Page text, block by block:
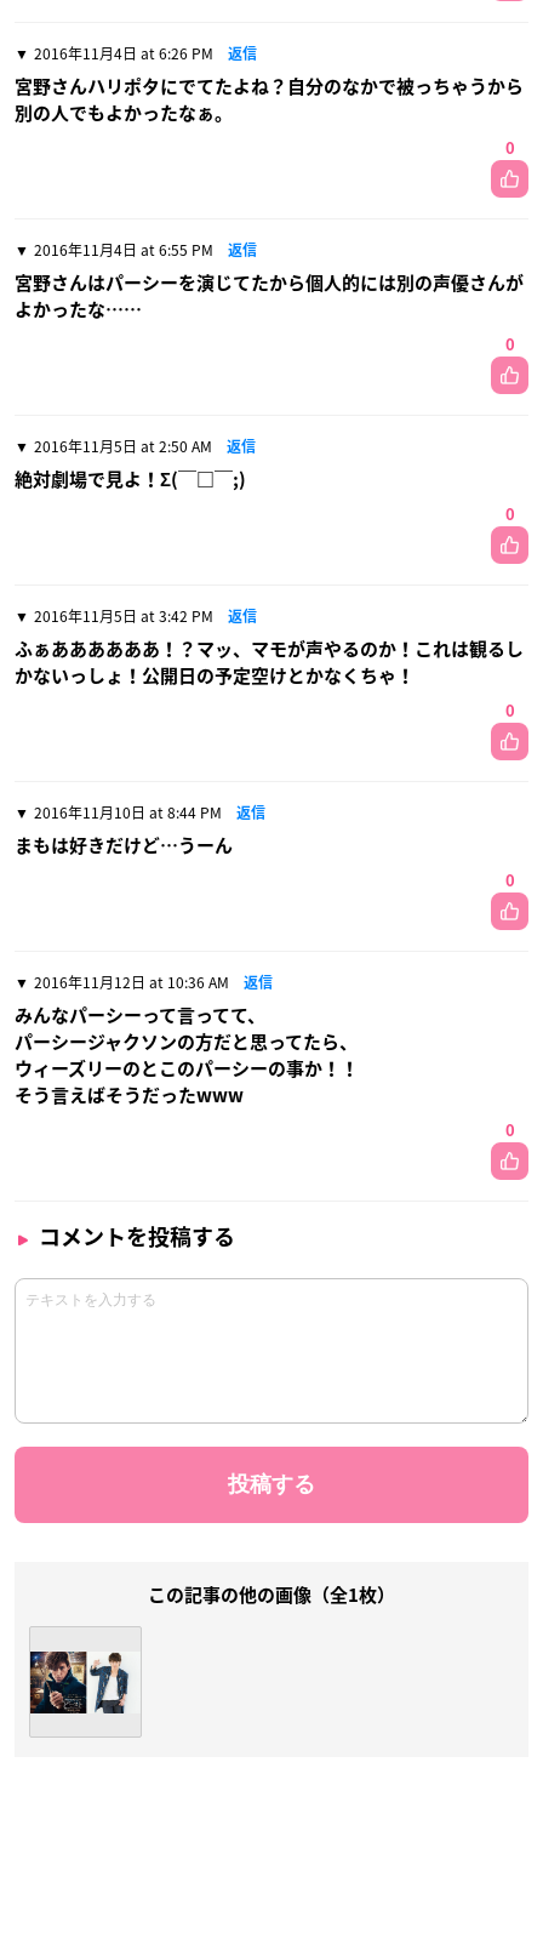
2016年11月4日 at 6:26 PM 返信
宮野さんハリポタにでてたよね？自分のなかで被っちゃうから
別の人でもよかったなぁ。
0
2016年11月4日 at 6:55 PM 返信
宮野さんはパーシーを演じてたから個人的には別の声優さんが
よかったな……
0
2016年11月5日 at 2:50 AM 返信
絶対劇場で見よ！Σ(￣□￣;)
0
2016年11月5日 at 3:42 PM 返信
ふぁああああああ！？マッ、マモが声やるのか！これは観るし
かないっしょ！公開日の予定空けとかなくちゃ！
0
2016年11月10日 at 8:44 PM 返信
まもは好きだけど…うーん
0
2016年11月12日 at 10:36 AM 返信
みんなパーシーって言ってて、
パーシージャクソンの方だと思ってたら、
ウィーズリーのとこのパーシーの事か！！
そう言えばそうだったwww
0
コメントを投稿する
この記事の他の画像（全1枚）